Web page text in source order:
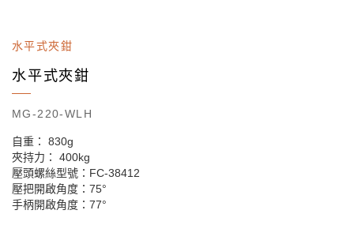
水平式夾鉗
水平式夾鉗
MG-220-WLH
自重： 830g
夾持力： 400kg
壓頭螺絲型號：FC-38412
壓把開啟角度：75°
手柄開啟角度：77°